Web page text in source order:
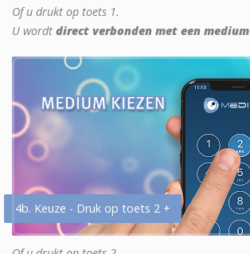
Of u drukt op toets 1.
U wordt direct verbonden met een medium
4b. Keuze - Druk op toets 2 +